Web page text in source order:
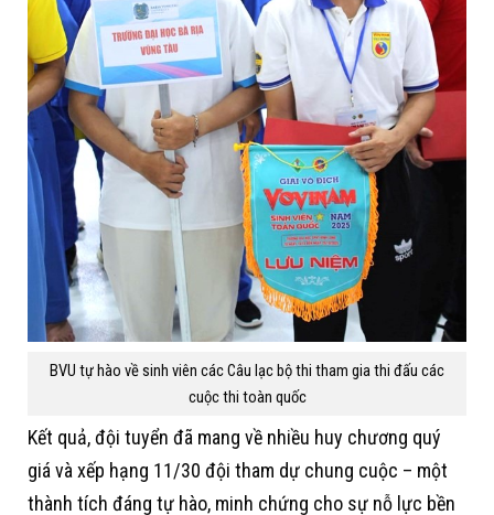
BVU tự hào về sinh viên các Câu lạc bộ thi tham gia thi đấu các
cuộc thi toàn quốc
Kết quả, đội tuyển đã mang về nhiều huy chương quý
giá và xếp hạng 11/30 đội tham dự chung cuộc – một
thành tích đáng tự hào, minh chứng cho sự nỗ lực bền